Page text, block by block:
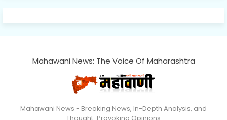
Mahawani News: The Voice Of Maharashtra
Mahawani News - Breaking News, In-Depth Analysis, and